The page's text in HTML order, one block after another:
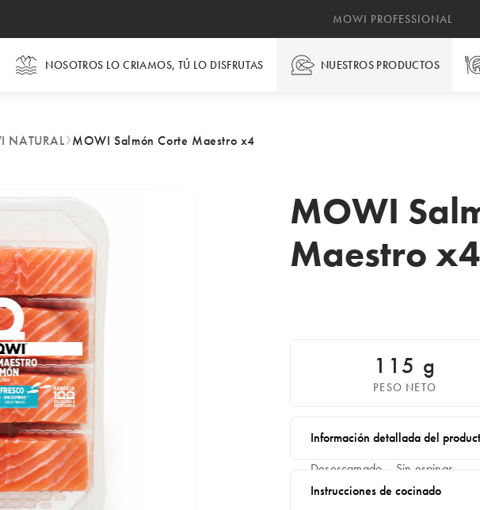
MOWI PROFESSIONAL
NOSOTROS LO CRIAMOS, TÚ LO DISFRUTAS NUESTROS PRODUCTOS
NATURAL MOWI Salmón Corte Maestro x4
MOWI
Maestro x4
115 g
PESO NETO
Información detallada del
Desescamado – Sin espinas
Ingredientes:
Instrucciones de cocinado